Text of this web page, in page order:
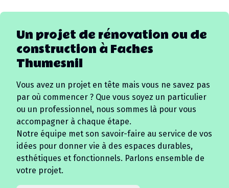
Un projet de rénovation ou de
construction à Faches
Thumesnil
Vous avez un projet en tête mais vous ne savez pas
par où commencer ? Que vous soyez un particulier
ou un professionnel, nous sommes là pour vous
accompagner à chaque étape.
Notre équipe met son savoir-faire au service de vos
idées pour donner vie à des espaces durables,
esthétiques et fonctionnels. Parlons ensemble de
votre projet.